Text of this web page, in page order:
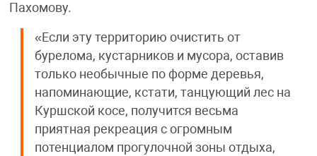
Пахомову.
«Если эту территорию очистить от
бурелома, кустарников и мусора, оставив
только необычные по форме деревья,
напоминающие, кстати, танцующий лес на
Куршской косе, получится весьма
приятная рекреация с огромным
потенциалом прогулочной зоны отдыха,